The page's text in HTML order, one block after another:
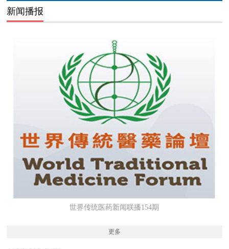
新闻播报
世界传统医药新闻联播154期
更多